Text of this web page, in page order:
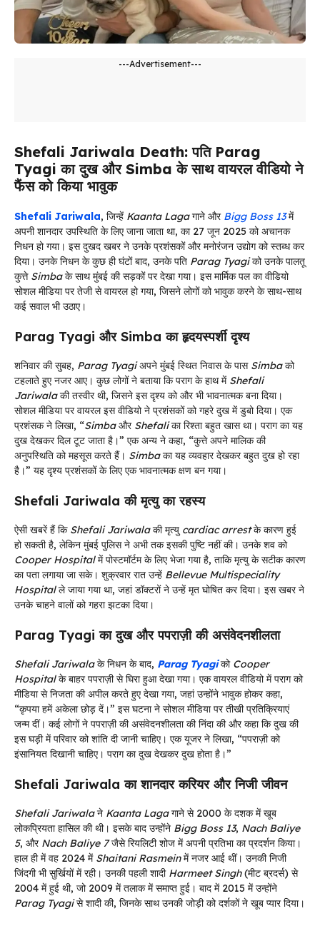
---Advertisement---
Shefali Jariwala Death: पति Parag
Tyagi का दुख और Simba के साथ वायरल वीडियो ने
फैंस को किया भावुक
Shefali Jariwala, जिन्हें Kaanta Lagaगाने और Bigg Boss 13में
अपनी शानदार उपस्थिति के लिए जाना जाता था, का 27 जून 2025 को अचानक
निधन हो गया। इस दुखद खबर ने उनके प्रशंसकों और मनोरंजन उद्योग को स्तब्ध कर
दिया। उनके निधन के कुछ ही घंटों बाद, उनके पति Parag Tyagiको उनके पालतू
कुत्ते Simbaके साथ मुंबई की सड़कों पर देखा गया। इस मार्मिक पल का वीडियो
सोशल मीडिया पर तेजी से वायरल हो गया, जिसने लोगों को भावुक करने के साथ-साथ
कई सवाल भी उठाए।
Parag Tyagi और Simba का हृदयस्पर्शी दृश्य
शनिवार की सुबह, Parag Tyagiअपने मुंबई स्थित निवास के पास Simbaको
टहलाते हुए नजर आए। कुछ लोगों ने बताया कि पराग के हाथ में Shefali
Jariwalaकी तस्वीर थी, जिसने इस दृश्य को और भी भावनात्मक बना दिया।
सोशल मीडिया पर वायरल इस वीडियो ने प्रशंसकों को गहरे दुख में डुबो दिया। एक
प्रशंसक ने लिखा, “Simbaऔर Shefaliका रिश्ता बहुत खास था। पराग का यह
दुख देखकर दिल टूट जाता है।” एक अन्य ने कहा, “कुत्ते अपने मालिक की
अनुपस्थिति को महसूस करते हैं। Simbaका यह व्यवहार देखकर बहुत दुख हो रहा
है।” यह दृश्य प्रशंसकों के लिए एक भावनात्मक क्षण बन गया।
Shefali Jariwala की मृत्यु का रहस्य
ऐसी खबरें हैं कि Shefali Jariwalaकी मृत्यु cardiac arrestके कारण हुई
हो सकती है, लेकिन मुंबई पुलिस ने अभी तक इसकी पुष्टि नहीं की। उनके शव को
Cooper Hospitalमें पोस्टमॉर्टम के लिए भेजा गया है, ताकि मृत्यु के सटीक कारण
का पता लगाया जा सके। शुक्रवार रात उन्हें Bellevue Multispeciality
Hospitalले जाया गया था, जहां डॉक्टरों ने उन्हें मृत घोषित कर दिया। इस खबर ने
उनके चाहने वालों को गहरा झटका दिया।
Parag Tyagi का दुख और पपराज़ी की असंवेदनशीलता
Shefali Jariwalaके निधन के बाद, Parag Tyagiको Cooper
Hospitalके बाहर पपराज़ी से घिरा हुआ देखा गया। एक वायरल वीडियो में पराग को
मीडिया से निजता की अपील करते हुए देखा गया, जहां उन्होंने भावुक होकर कहा,
“कृपया हमें अकेला छोड़ दें।” इस घटना ने सोशल मीडिया पर तीखी प्रतिक्रियाएं
जन्म दीं। कई लोगों ने पपराज़ी की असंवेदनशीलता की निंदा की और कहा कि दुख की
इस घड़ी में परिवार को शांति दी जानी चाहिए। एक यूजर ने लिखा, “पपराज़ी को
इंसानियत दिखानी चाहिए। पराग का दुख देखकर दुख होता है।”
Shefali Jariwala का शानदार करियर और निजी जीवन
Shefali Jariwalaने Kaanta Lagaगाने से 2000 के दशक में खूब
लोकप्रियता हासिल की थी। इसके बाद उन्होंने Bigg Boss 13, Nach Baliye
5, और Nach Baliye 7जैसे रियलिटी शोज में अपनी प्रतिभा का प्रदर्शन किया।
हाल ही में वह 2024 में Shaitani Rasmeinमें नजर आई थीं। उनकी निजी
जिंदगी भी सुर्खियों में रही। उनकी पहली शादी Harmeet Singh(मीट ब्रदर्स) से
2004 में हुई थी, जो 2009 में तलाक में समाप्त हुई। बाद में 2015 में उन्होंने
Parag Tyagiसे शादी की, जिनके साथ उनकी जोड़ी को दर्शकों ने खूब प्यार दिया।